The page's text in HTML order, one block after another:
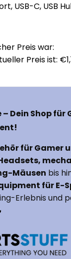
USB-C, USB
Preis war:
Preis ist:
Dein Shop für
für Gamer
Mäusen bis
für E-
Erlebnis und